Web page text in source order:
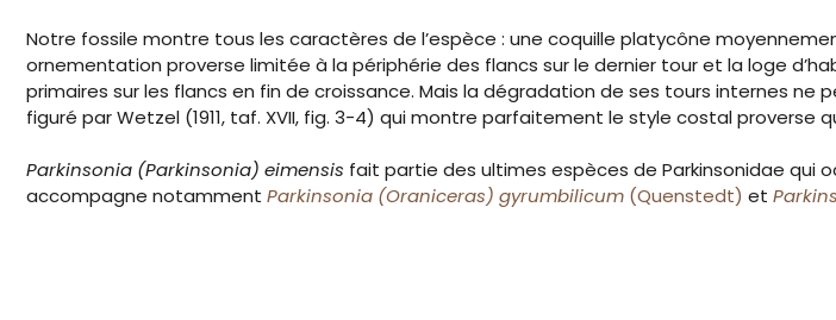
Notre fossile montre tous les caractères de l’espèce : une coquille platycône
ornementation proverse limitée à la périphérie des flancs sur le dernier tour et la loge
primaires sur les flancs en fin de croissance. Mais la dégradation de ses tours internes
figuré par Wetzel (1911, taf. XVII, fig. 3-4) qui montre parfaitement le style costal proverse
Parkinsonia (Parkinsonia) eimensis fait partie des ultimes espèces de Parkinsonidae qui
accompagne notamment Parkinsonia (Oraniceras) gyrumbilicum (Quenstedt) et